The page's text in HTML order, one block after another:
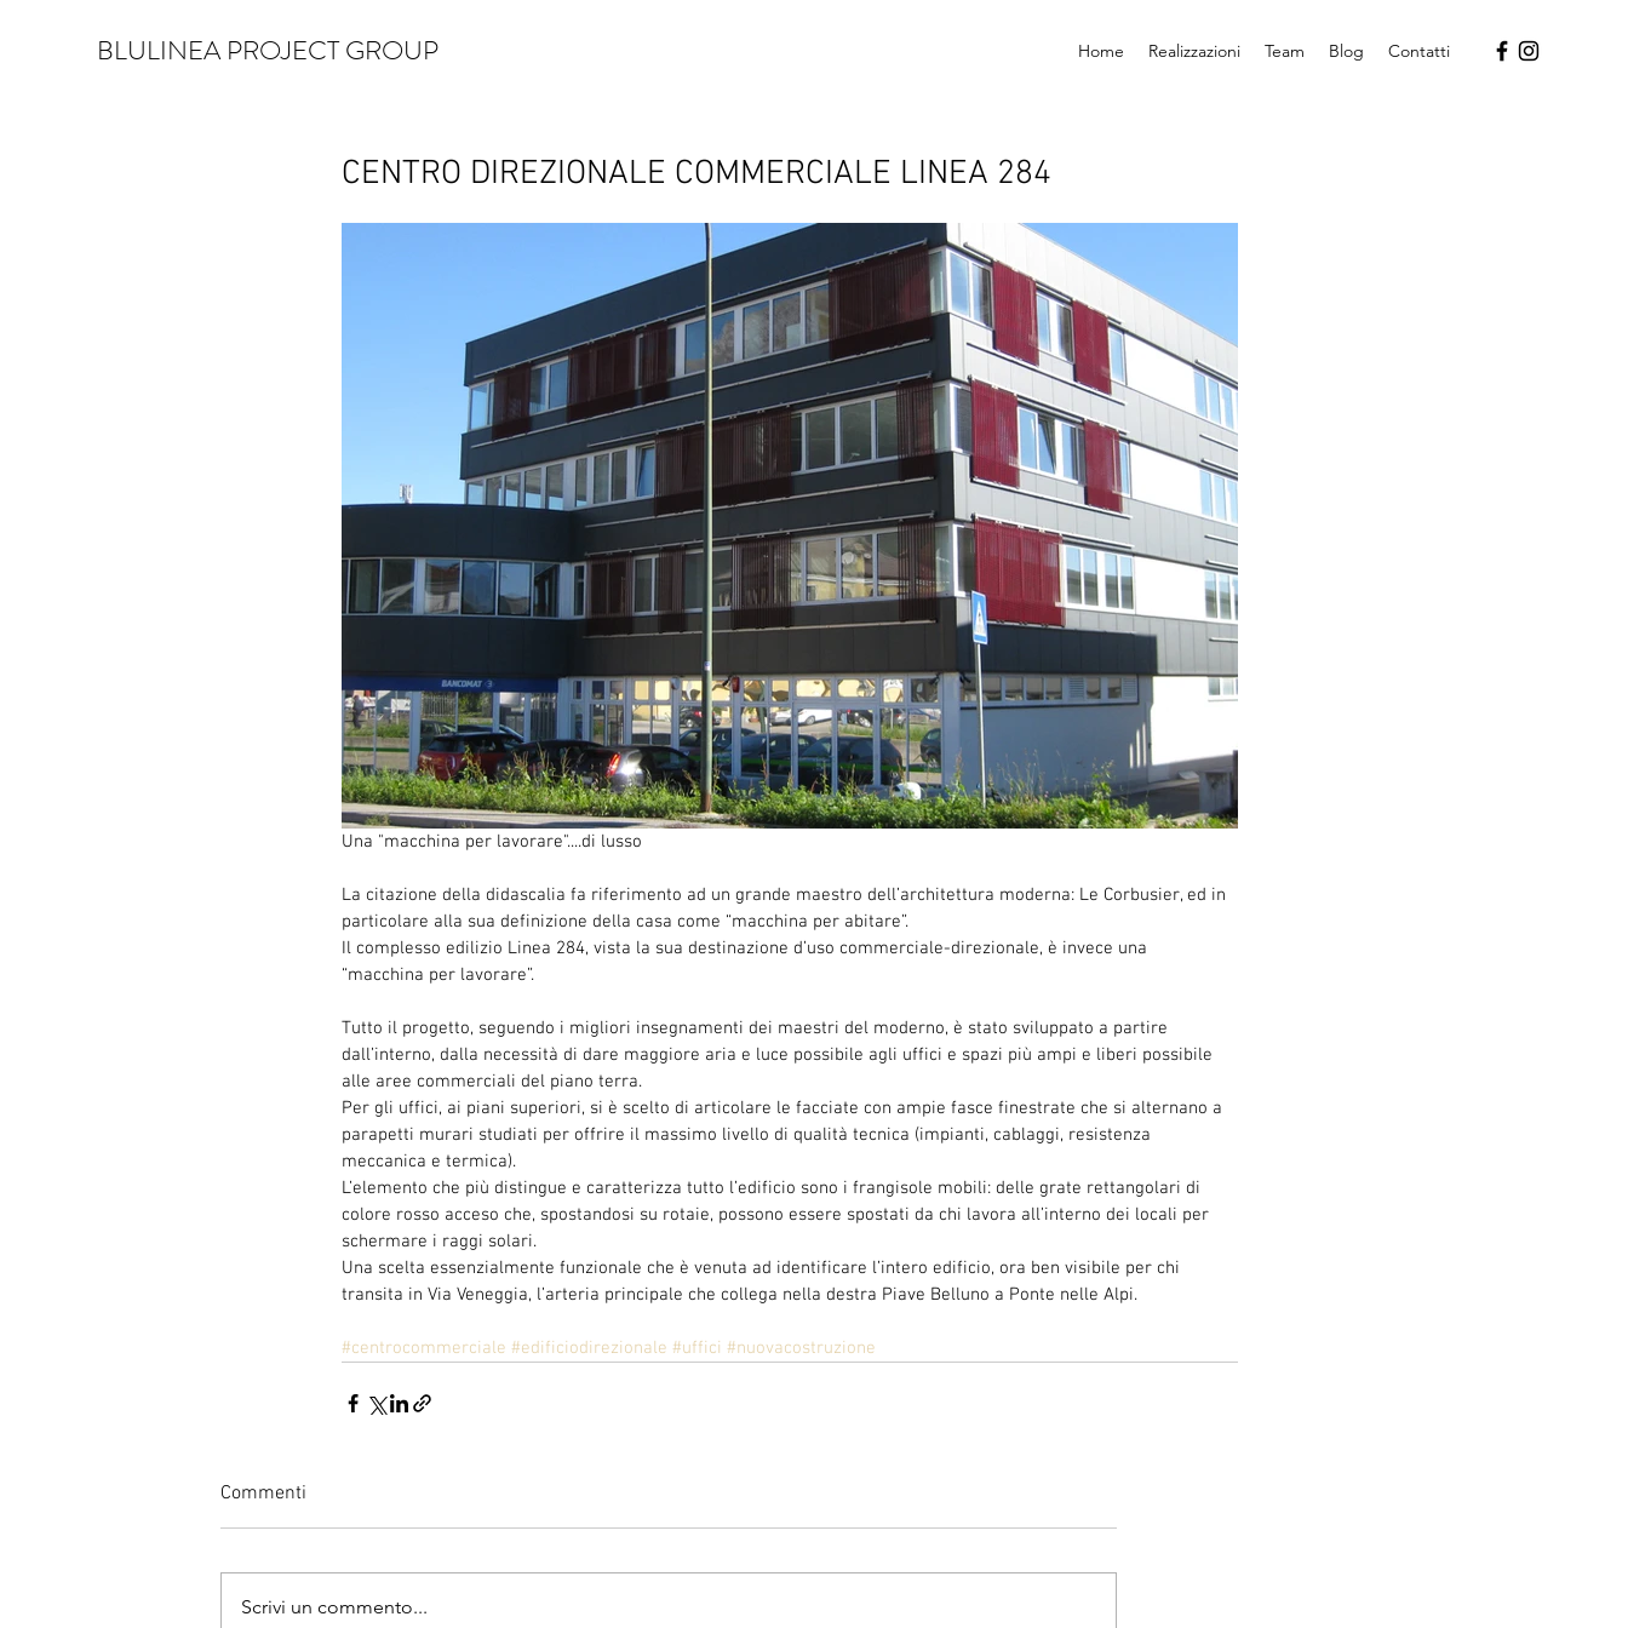
BLULINEA PROJECT GROUP Home Realizzazioni Team Blog Contatti
CENTRO DIREZIONALE COMMERCIALE LINEA 284
Una "macchina per lavorare"....di lusso
La citazione della didascalia fa riferimento ad un grande maestro dell’architettura moderna: Le Corbusier, ed in
particolare alla sua definizione della casa come “macchina per abitare”.
Il complesso edilizio Linea 284, vista la sua destinazione d’uso commerciale-direzionale, è invece una
“macchina per lavorare”.
Tutto il progetto, seguendo i migliori insegnamenti dei maestri del moderno, è stato sviluppato a partire
dall’interno, dalla necessità di dare maggiore aria e luce possibile agli uffici e spazi più ampi e liberi possibile
alle aree commerciali del piano terra.
Per gli uffici, ai piani superiori, si è scelto di articolare le facciate con ampie fasce finestrate che si alternano a
parapetti murari studiati per offrire il massimo livello di qualità tecnica (impianti, cablaggi, resistenza
meccanica e termica).
L’elemento che più distingue e caratterizza tutto l’edificio sono i frangisole mobili: delle grate rettangolari di
colore rosso acceso che, spostandosi su rotaie, possono essere spostati da chi lavora all’interno dei locali per
schermare i raggi solari.
Una scelta essenzialmente funzionale che è venuta ad identificare l’intero edificio, ora ben visibile per chi
transita in Via Veneggia, l’arteria principale che collega nella destra Piave Belluno a Ponte nelle Alpi.
#centrocommerciale #edificiodirezionale #uffici #nuovacostruzione
Commenti
Scrivi un commento...